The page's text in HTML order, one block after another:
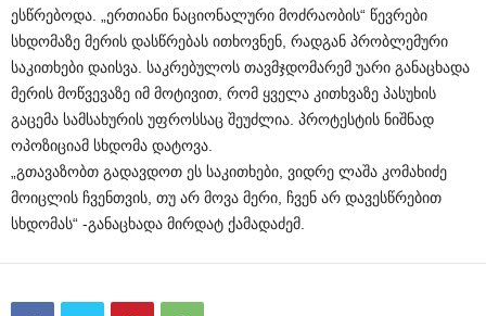
ესწრებოდა. „ერთიანი ნაციონალური მოძრაობის“ წევრები
სხდომაზე მერის დასწრებას ითხოვნენ, რადგან პრობლემური
საკითხები დაისვა. საკრებულოს თავმჯდომარემ უარი განაცხადა
მერის მოწვევაზე იმ მოტივით, რომ ყველა კითხვაზე პასუხის
გაცემა სამსახურის უფროსსაც შეუძლია. პროტესტის ნიშნად
ოპოზიციამ სხდომა დატოვა.
„გთავაზობთ გადავდოთ ეს საკითხები, ვიდრე ლაშა კომახიძე
მოიცლის ჩვენთვის, თუ არ მოვა მერი, ჩვენ არ დავესწრებით
სხდომას“ -განაცხადა მირდატ ქამადაძემ.